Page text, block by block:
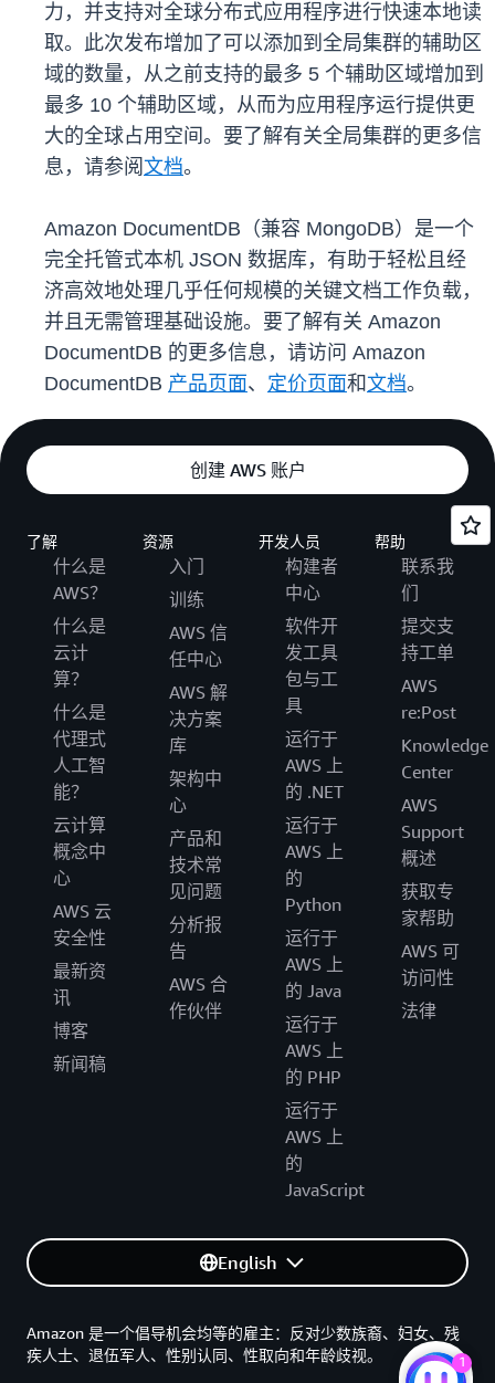
力，并支持对全球分布式应用程序进行快速本地读
取。此次发布增加了可以添加到全局集群的辅助区
域的数量，从之前支持的最多 5 个辅助区域增加到
最多 10 个辅助区域，从而为应用程序运行提供更
大的全球占用空间。要了解有关全局集群的更多信
息，请参阅 文档。
Amazon DocumentDB（兼容 MongoDB）是一个
完全托管式本机 JSON 数据库，有助于轻松且经
济高效地处理几乎任何规模的关键文档工作负载，
并且无需管理基础设施。要了解有关 Amazon
DocumentDB 的更多信息，请访问 Amazon
DocumentDB 产品页面、 定价页面和文档。
创建 AWS 账户
了解
什么是
AWS？
什么是
云计
算？
什么是
代理式
人工智
能？
云计算
概念中
心
AWS 云
安全性
最新资
讯
博客
新闻稿
资源
入门
训练
AWS 信
任中心
AWS 解
决方案
库
架构中
心
产品和
技术常
见问题
分析报
告
AWS 合
作伙伴
开发人员
构建者
中心
软件开
发工具
包与工
具
运行于
AWS 上
的 .NET
运行于
AWS 上
的
Python
运行于
AWS 上
的 Java
运行于
AWS 上
的 PHP
运行于
AWS 上
的
JavaScript
帮助
联系我
们
提交支
持工单
AWS
re:Post
Knowledge
Center
AWS
Support
概述
获取专
家帮助
AWS 可
访问性
法律
English
Amazon 是一个倡导机会均等的雇主：反对少数族裔、妇女、残
疾人士、退伍军人、性别认同、性取向和年龄歧视。
1